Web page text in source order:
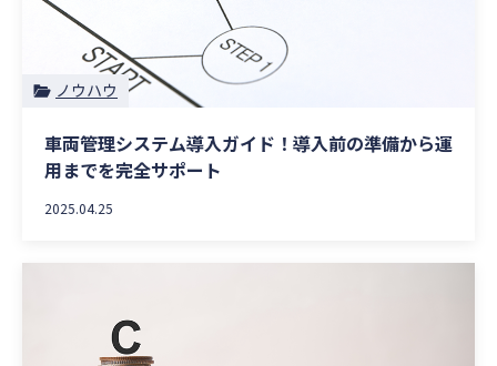
ノウハウ
車両管理システム導入ガイド！導入前の準備から運
用までを完全サポート
2025.04.25